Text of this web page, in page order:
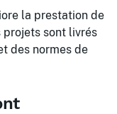
la prestation de
projets sont livrés
des normes de